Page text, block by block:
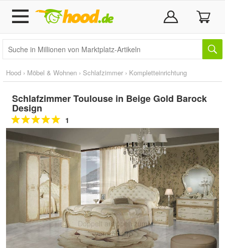
Hood › Möbel & Wohnen › Schlafzimmer › Kompletteinrichtung
Schlafzimmer Toulouse in Beige Gold Barock
Design
1
Doppelt antippen zum
vergrößern